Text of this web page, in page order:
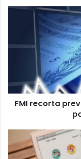
FMI
Latina
por
tensión
FMI recorta
Plataformas
web